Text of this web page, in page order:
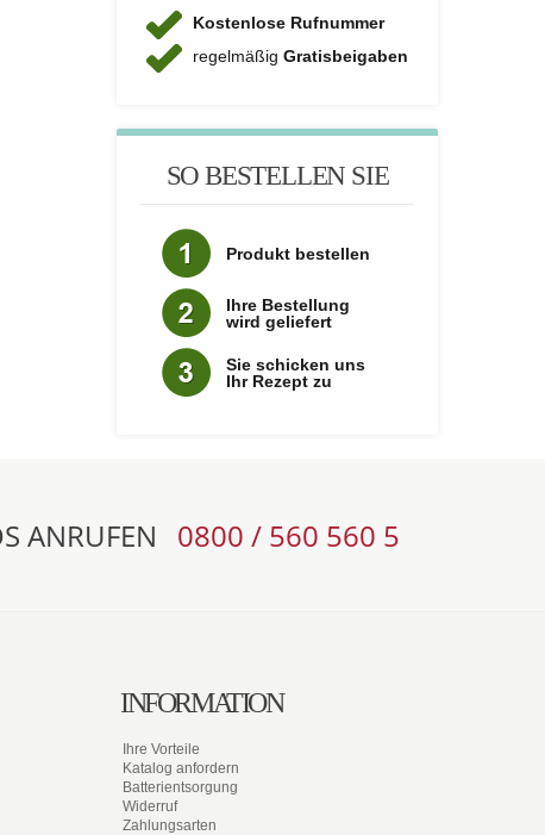
Kostenlose Rufnummer
regelmäßig Gratisbeigaben
SO BESTELLEN SIE
Produkt bestellen
Ihre Bestellung
wird geliefert
Sie schicken uns
Ihr Rezept zu
ANRUFEN 0800 / 560 560 5
INFORMATION
Ihre Vorteile
Katalog anfordern
Batterientsorgung
Widerruf
Zahlungsarten